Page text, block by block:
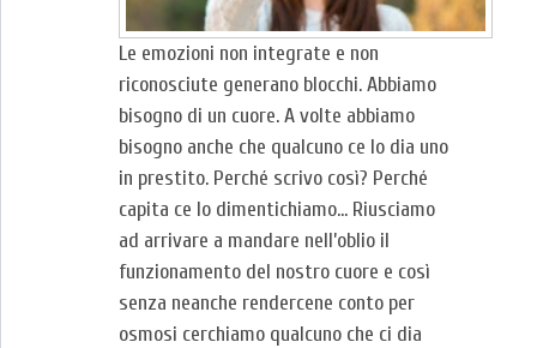
Le emozioni non integrate e non
riconosciute generano blocchi. Abbiamo
bisogno di un cuore. A volte abbiamo
bisogno anche che qualcuno ce lo dia uno
in prestito. Perché scrivo così? Perché
capita ce lo dimentichiamo… Riusciamo
ad arrivare a mandare nell’oblio il
funzionamento del nostro cuore e così
senza neanche rendercene conto per
osmosi cerchiamo qualcuno che ci dia